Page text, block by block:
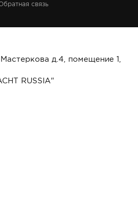
связь
д.4, помещение 1,
RUSSIA"